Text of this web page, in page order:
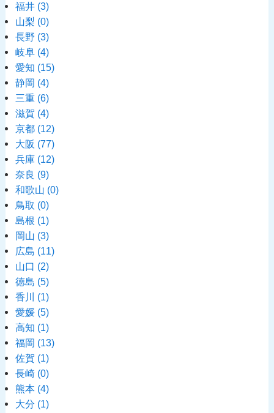
福井 (3)
山梨 (0)
長野 (3)
岐阜 (4)
愛知 (15)
静岡 (4)
三重 (6)
滋賀 (4)
京都 (12)
大阪 (77)
兵庫 (12)
奈良 (9)
和歌山 (0)
鳥取 (0)
島根 (1)
岡山 (3)
広島 (11)
山口 (2)
徳島 (5)
香川 (1)
愛媛 (5)
高知 (1)
福岡 (13)
佐賀 (1)
長崎 (0)
熊本 (4)
大分 (1)